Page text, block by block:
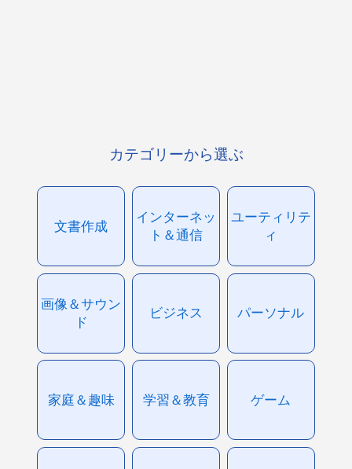
カテゴリーから選ぶ
文書作成
インターネッ
ト＆通信
ユーティリテ
ィ
画像＆サウン
ド
ビジネス パーソナル
家庭＆趣味 学習＆教育 ゲーム